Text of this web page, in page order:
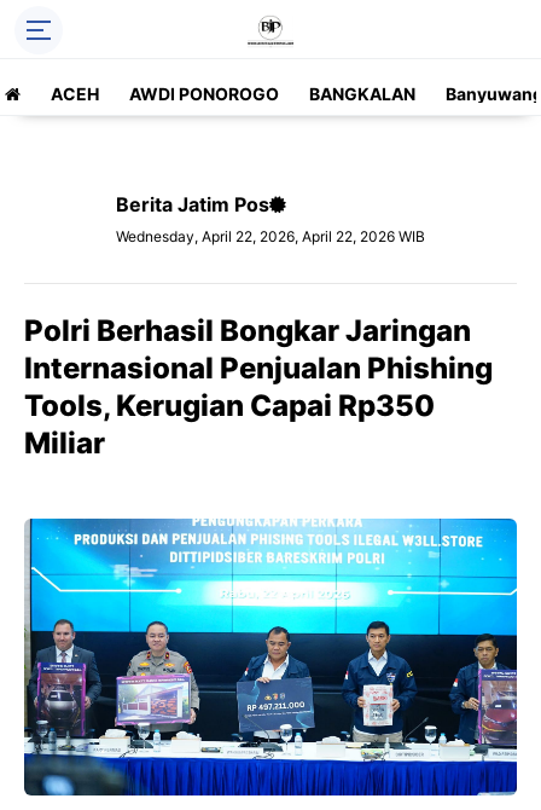
ACEH AWDI PONOROGO BANGKALAN
Berita Jatim Pos
Wednesday, April 22, 2026, April 22, 2026 WIB
Polri Berhasil Bongkar Jaringan
Internasional Penjualan Phishing
Tools, Kerugian Capai Rp350
Miliar